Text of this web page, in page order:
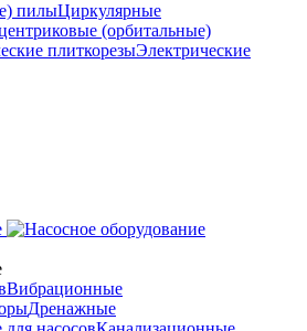
пилыЦиркулярные
(орбитальные)
плиткорезыЭлектрические
Вибрационные
Дренажные